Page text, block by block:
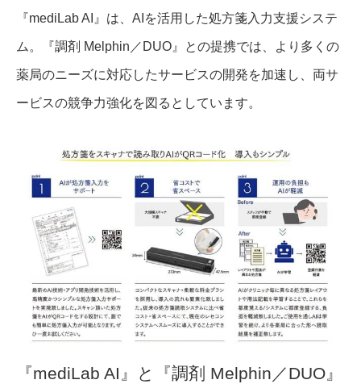
『mediLab AI』は、AIを活用した処方箋入力支援システ
ム。『調剤 Melphin／DUO』との提携では、より多くの
薬局のニーズに対応したサービスの開発を加速し、両サ
ービスの競争力強化を図るとしています。
『mediLab AI』と『調剤 Melphin／DUO』